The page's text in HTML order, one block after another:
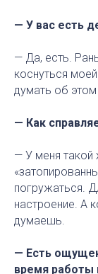
— У вас есть
— Да, есть.
коснуться
думать об этом
— Как
— У меня такой
погружаться.
настроение. А
думаешь.
— Есть
время работы